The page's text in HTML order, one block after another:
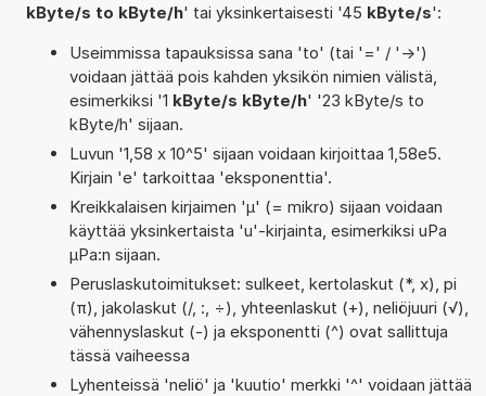
kByte/s to kByte/h' tai yksinkertaisesti '45 kByte/s':
Useimmissa tapauksissa sana 'to' (tai '=' / '->')
voidaan jättää pois kahden yksikön nimien välistä,
esimerkiksi '1 kByte/s kByte/h' '23 kByte/s to
kByte/h' sijaan.
Luvun '1,58 x 10^5' sijaan voidaan kirjoittaa 1,58e5.
Kirjain 'e' tarkoittaa 'eksponenttia'.
Kreikkalaisen kirjaimen 'µ' (= mikro) sijaan voidaan
käyttää yksinkertaista 'u'-kirjainta, esimerkiksi uPa
µPa:n sijaan.
Peruslaskutoimitukset: sulkeet, kertolaskut (*, x), pi
(π), jakolaskut (/, :, ÷), yhteenlaskut (+), neliöjuuri (√),
vähennyslaskut (-) ja eksponentti (^) ovat sallittuja
tässä vaiheessa
Lyhenteissä 'neliö' ja 'kuutio' merkki '^' voidaan jättää